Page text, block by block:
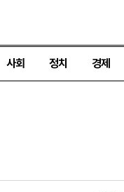
사회 정치 경제